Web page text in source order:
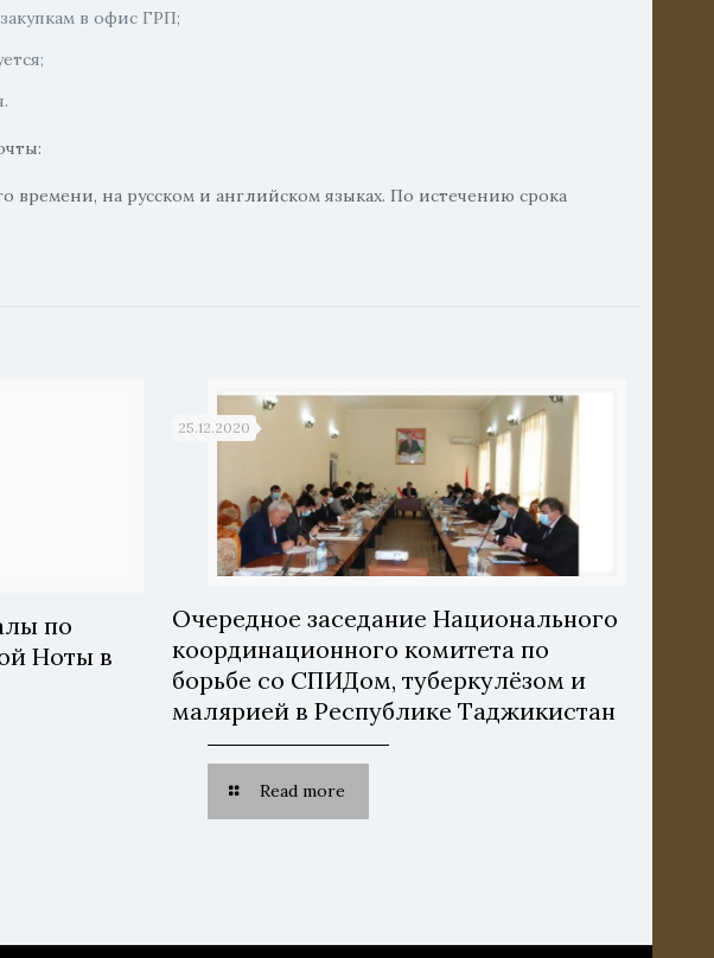
в офис ГРП;
времени, на русском и английском языках. По истечению срока
по
Ноты в
25.12.2020
Очередное заседание Национального
координационного комитета по
борьбе со СПИДом, туберкулёзом и
малярией в Республике Таджикистан
Read more